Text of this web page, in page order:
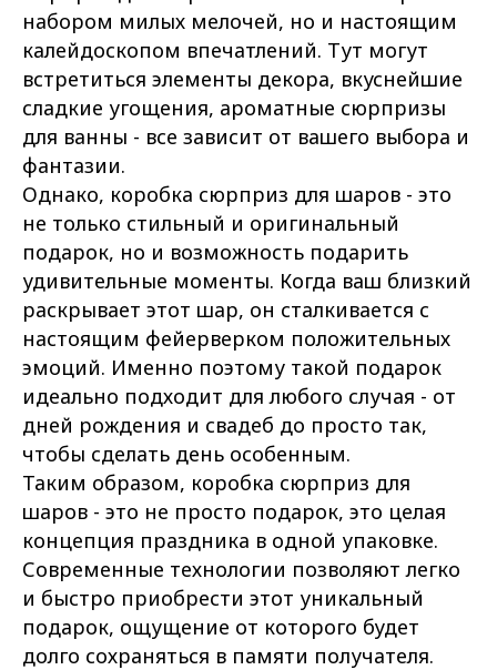
набором милых мелочей, но и настоящим
калейдоскопом впечатлений. Тут могут
встретиться элементы декора, вкуснейшие
сладкие угощения, ароматные сюрпризы
для ванны - все зависит от вашего выбора и
фантазии.
Однако, коробка сюрприз для шаров - это
не только стильный и оригинальный
подарок, но и возможность подарить
удивительные моменты. Когда ваш близкий
раскрывает этот шар, он сталкивается с
настоящим фейерверком положительных
эмоций. Именно поэтому такой подарок
идеально подходит для любого случая - от
дней рождения и свадеб до просто так,
чтобы сделать день особенным.
Таким образом, коробка сюрприз для
шаров - это не просто подарок, это целая
концепция праздника в одной упаковке.
Современные технологии позволяют легко
и быстро приобрести этот уникальный
подарок, ощущение от которого будет
долго сохраняться в памяти получателя.